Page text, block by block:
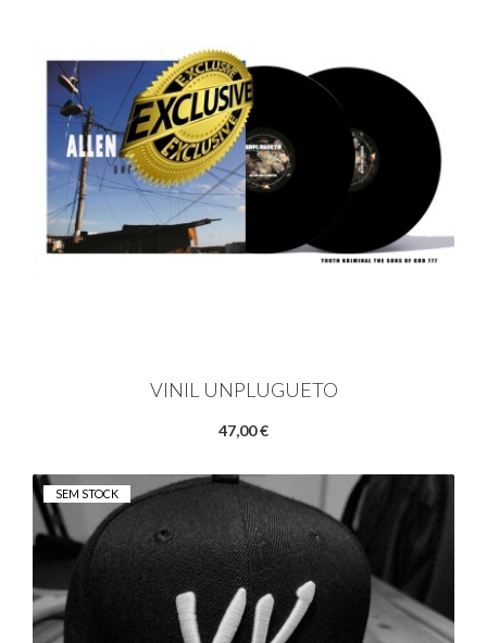
VINIL UNPLUGUETO
47,00 €
SEM STOCK